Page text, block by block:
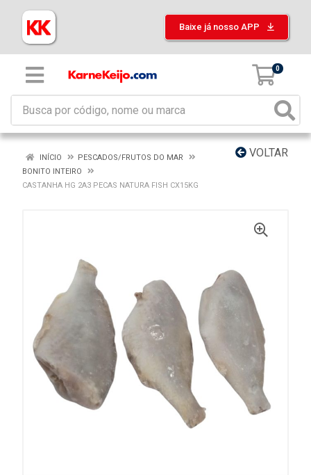
Baixe já nosso APP
0
VOLTAR
INÍCIO
PESCADOS/FRUTOS DO MAR
BONITO INTEIRO
CASTANHA HG 2A3 PECAS NATURA FISH CX15KG